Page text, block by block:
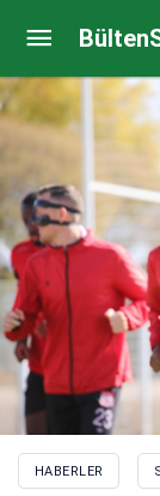
HABERLER